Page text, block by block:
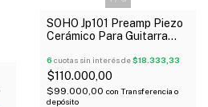
SOHO Jp101 Preamp Piezo
Cerámico Para Guitarra
6 cuotas sin interés de$18.333,33
$110.000,00
$99.000,00 con Transferencia o
depósito